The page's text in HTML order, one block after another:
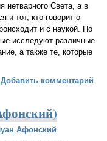
нетварного Света, а в
и тот, кто говорит о
и с наукой. По
исследуют различные
а также те, которые
дар (Митрополит
Добавить комментарий
Афонский